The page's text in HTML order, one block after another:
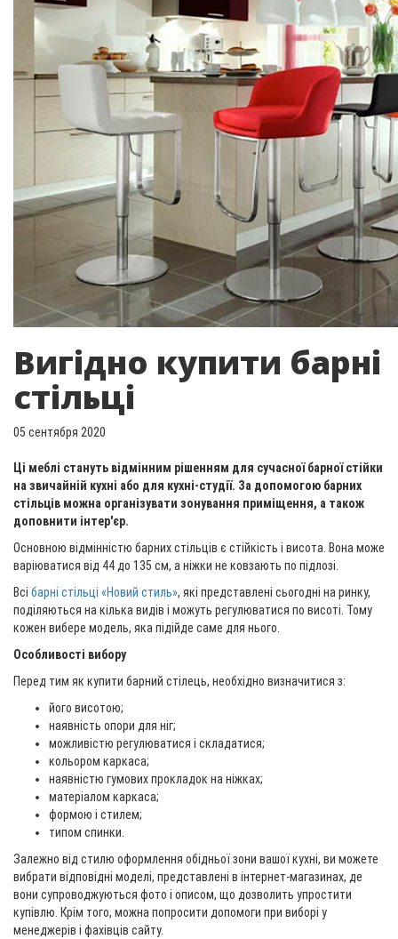
Вигідно купити барні
стільці
05 сентября 2020
Ці меблі стануть відмінним рішенням для сучасної барної стійки
на звичайній кухні або для кухні-студії. За допомогою барних
стільців можна організувати зонування приміщення, а також
доповнити інтер'єр.
Основною відмінністю барних стільців є стійкість і висота. Вона може
варіюватися від 44 до 135 см, а ніжки не ковзають по підлозі.
Всі барні стільці «Новий стиль», які представлені сьогодні на ринку,
поділяються на кілька видів і можуть регулюватися по висоті. Тому
кожен вибере модель, яка підійде саме для нього.
Особливості вибору
Перед тим як купити барний стілець, необхідно визначитися з:
його висотою;
наявність опори для ніг;
можливістю регулюватися і складатися;
кольором каркаса;
наявністю гумових прокладок на ніжках;
матеріалом каркаса;
формою і стилем;
типом спинки.
Залежно від стилю оформлення обідньої зони вашої кухні, ви можете
вибрати відповідні моделі, представлені в інтернет-магазинах, де
вони супроводжуються фото і описом, що дозволить упростити
купівлю. Крім того, можна попросити допомоги при виборі у
менеджерів і фахівців сайту.